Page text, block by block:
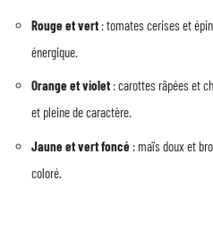
Rouge et vert : tomates cerises et
énergique.
Orange et violet : carottes râpées et
et pleine de caractère.
Jaune et vert foncé : maïs doux et
coloré.